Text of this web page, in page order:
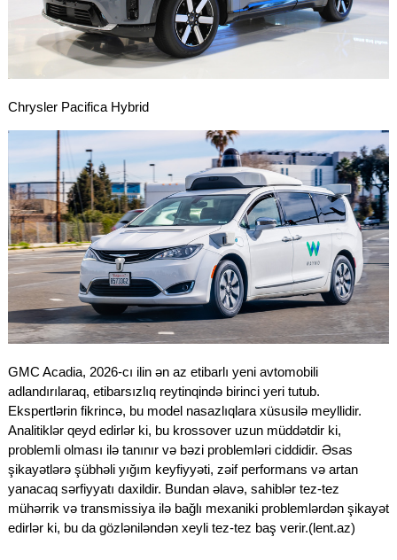
Chrysler Pacifica Hybrid
GMC Acadia, 2026-cı ilin ən az etibarlı yeni avtomobili
adlandırılaraq, etibarsızlıq reytinqində birinci yeri tutub.
Ekspertlərin fikrincə, bu model nasazlıqlara xüsusilə meyllidir.
Analitiklər qeyd edirlər ki, bu krossover uzun müddətdir ki,
problemli olması ilə tanınır və bəzi problemləri ciddidir. Əsas
şikayətlərə şübhəli yığım keyfiyyəti, zəif performans və artan
yanacaq sərfiyyatı daxildir. Bundan əlavə, sahiblər tez-tez
mühərrik və transmissiya ilə bağlı mexaniki problemlərdən şikayət
edirlər ki, bu da gözləniləndən xeyli tez-tez baş verir.(lent.az)